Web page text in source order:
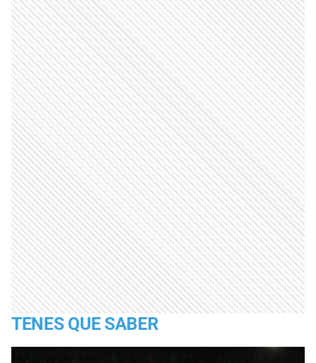
TENES QUE SABER